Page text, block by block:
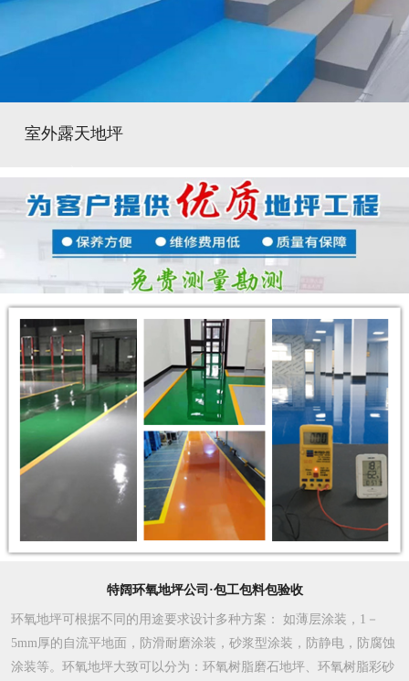
室外露天地坪
特阔环氧地坪公司·包工包料包验收
环氧地坪可根据不同的用途要求设计多种方案 ： 如薄层涂装，1－
5mm厚的自流平地面，防滑耐磨涂装，砂浆型涂装，防静电，防腐蚀
涂装等。环氧地坪大致可以分为：环氧树脂磨石地坪、环氧树脂彩砂